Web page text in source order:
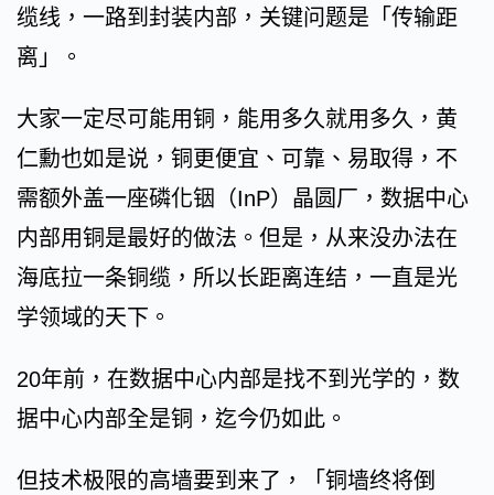
缆线，一路到封装内部，关键问题是「传输距
离」。
大家一定尽可能用铜，能用多久就用多久，黄
仁勳也如是说，铜更便宜、可靠、易取得，不
需额外盖一座磷化铟（InP）晶圆厂，数据中心
内部用铜是最好的做法。但是，从来没办法在
海底拉一条铜缆，所以长距离连结，一直是光
学领域的天下。
20年前，在数据中心内部是找不到光学的，数
据中心内部全是铜，迄今仍如此。
但技术极限的高墙要到来了，「铜墙终将倒